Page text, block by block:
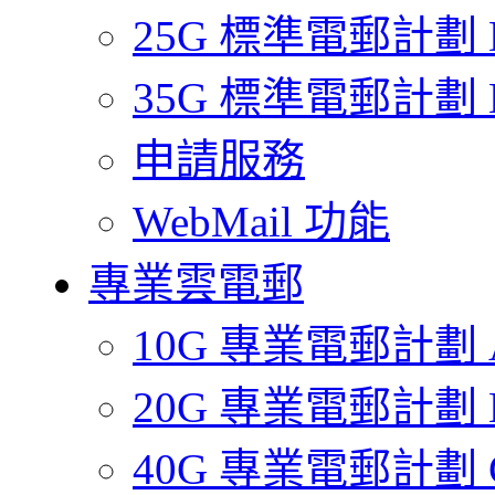
25G 標準電郵計劃
35G 標準電郵計劃
申請服務
WebMail 功能
專業雲電郵
10G 專業電郵計劃
20G 專業電郵計劃
40G 專業電郵計劃